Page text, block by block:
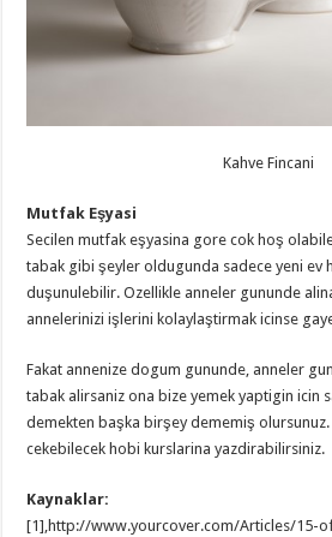
Kahve Fincani
Mutfak Eşyasi
Secilen mutfak eşyasina gore cok hoş
tabak gibi şeyler oldugunda sadece yeni ev
duşunulebilir. Ozellikle anneler gununde
annelerinizi işlerini kolaylaştirmak icinse
Fakat annenize dogum gununde, anneler
tabak alirsaniz ona bize yemek yaptigin icin
demekten başka birşey dememiş
cekebilecek hobi kurslarina yazdirabilirsiniz.
Kaynaklar:
[1],http://www.yourcover.com/Articles/15-